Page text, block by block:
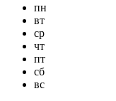
пн
вт
ср
чт
пт
сб
вс